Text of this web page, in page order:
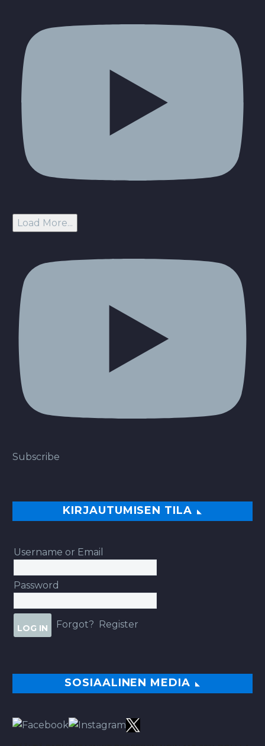
Load More...
Subscribe
KIRJAUTUMISEN TILA
Username or Email
Password
Forgot? Register
SOSIAALINEN MEDIA